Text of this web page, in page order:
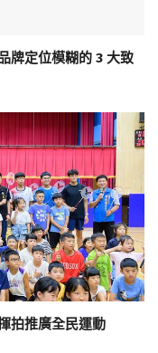
牌定位模糊的 3 大致
拍推廣全民運動